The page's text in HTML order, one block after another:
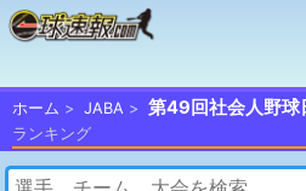
ホーム JABA 第49回社会人野球
ランキング